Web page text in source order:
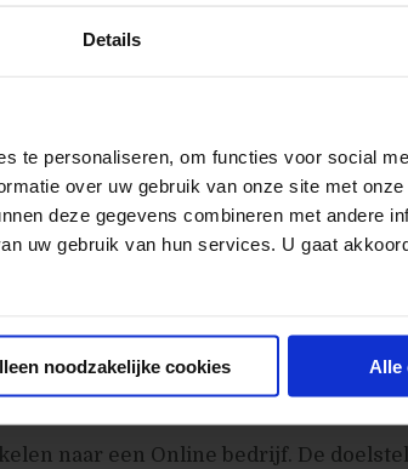
Details
te personaliseren, om functies voor social
over uw gebruik van onze site met
deze gegevens combineren met andere
uw gebruik van hun services. U gaat
noodzakelijke cookies Alle
de gebaande paden.
en ambitieus team;
(werken waar en wanneer je
naar een Online bedrijf. De